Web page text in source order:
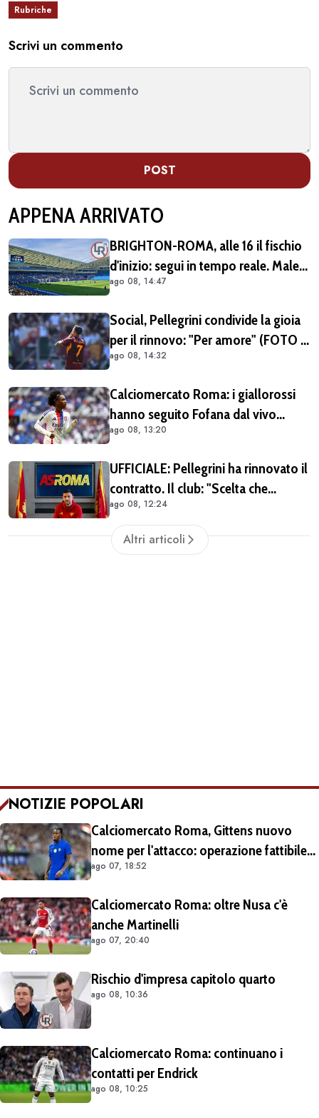
Rubriche
Scrivi un commento
POST
APPENA ARRIVATO
BRIGHTON-ROMA, alle 16 il fischio
d'inizio: segui in tempo reale. Malen
titolare (FOTO)
ago 08, 14:47
Social, Pellegrini condivide la gioia
per il rinnovo: "Per amore" (FOTO e
VIDEO)
ago 08, 14:32
Calciomercato Roma: i giallorossi
hanno seguito Fofana dal vivo
almeno in due occasioni. Costa
ago 08, 13:20
UFFICIALE: Pellegrini ha rinnovato il
contratto. Il club: "Scelta che
testimonia condivisione della
visione sportiva e dei valori del
progetto romanista"
ago 08, 12:24
Altri articoli
NOTIZIE POPOLARI
Calciomercato Roma, Gittens nuovo
nome per l'attacco: operazione fattibile
solo in prestito
ago 07, 18:52
Calciomercato Roma: oltre Nusa c'è
anche Martinelli
ago 07, 20:40
Rischio d'impresa capitolo quarto
ago 08, 10:36
Calciomercato Roma: continuano i
contatti per Endrick
ago 08, 10:25